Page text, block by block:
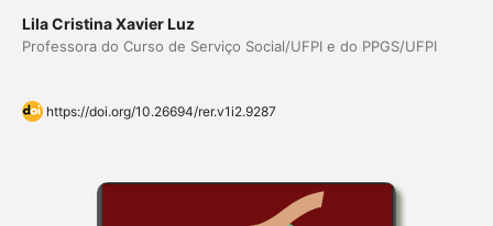
Lila Cristina Xavier Luz
Professora do Curso de Serviço Social/UFPI e do PPGS/UFPI
https://doi.org/10.26694/rer.v1i2.9287